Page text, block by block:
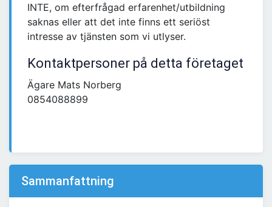
INTE, om efterfrågad erfarenhet/utbildning
saknas eller att det inte finns ett seriöst
intresse av tjänsten som vi utlyser.
Kontaktpersoner på detta företaget
Ägare Mats Norberg
0854088899
Sammanfattning